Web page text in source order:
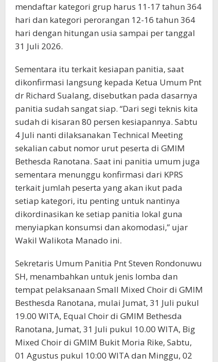
mendaftar kategori grup harus 11-17 tahun 364
hari dan kategori perorangan 12-16 tahun 364
hari dengan hitungan usia sampai per tanggal
31 Juli 2026.
Sementara itu terkait kesiapan panitia, saat
dikonfirmasi langsung kepada Ketua Umum Pnt
dr Richard Sualang, disebutkan pada dasarnya
panitia sudah sangat siap. “Dari segi teknis kita
sudah di kisaran 80 persen kesiapannya. Sabtu
4 Juli nanti dilaksanakan Technical Meeting
sekalian cabut nomor urut peserta di GMIM
Bethesda Ranotana. Saat ini panitia umum juga
sementara menunggu konfirmasi dari KPRS
terkait jumlah peserta yang akan ikut pada
setiap kategori, itu penting untuk nantinya
dikordinasikan ke setiap panitia lokal guna
menyiapkan konsumsi dan akomodasi,” ujar
Wakil Walikota Manado ini.
Sekretaris Umum Panitia Pnt Steven Rondonuwu
SH, menambahkan untuk jenis lomba dan
tempat pelaksanaan Small Mixed Choir di GMIM
Besthesda Ranotana, mulai Jumat, 31 Juli pukul
19.00 WITA, Equal Choir di GMIM Bethesda
Ranotana, Jumat, 31 Juli pukul 10.00 WITA, Big
Mixed Choir di GMIM Bukit Moria Rike, Sabtu,
01 Agustus pukul 10:00 WITA dan Minggu, 02